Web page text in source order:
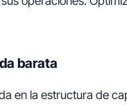
barata
en la estructura de